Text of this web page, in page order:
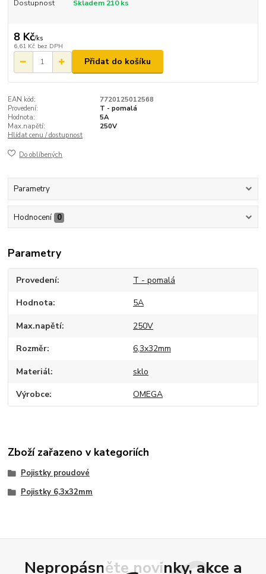
Dostupnost Skladem 210 ks
8 Kč/ks
6,61 Kč bez DPH
Přidat do košíku
EAN kód:
7720125012568
Provedení:
T - pomalá
Hodnota:
5A
Max.napětí:
250V
Hlídat cenu / dostupnost
Do oblíbených
Parametry
Hodnocení 0
Parametry
Provedení T - pomalá
Hodnota 5A
Max.napětí 250V
Rozměr 6,3x32mm
Materiál sklo
Výrobce OMEGA
Zboží zařazeno v kategoriích
Pojistky proudové
Pojistky 6,3x32mm
Nepropásněte novinky, akce a